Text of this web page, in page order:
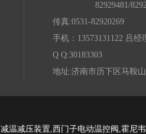
82929481/
传真:0531-82920269
手机：13573131122 吕经
Q Q:30183303
地址:济南市历下区马鞍
减温减压装置,西门子电动温控阀,霍尼